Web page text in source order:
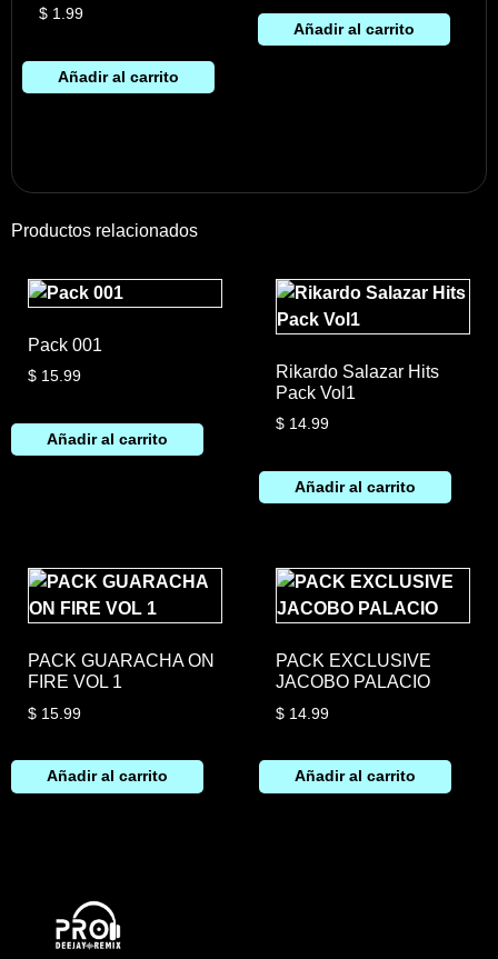
$1.99
Añadir al carrito
Añadir al carrito
Productos relacionados
Pack 001
$ 15.99
Añadir al carrito
Rikardo Salazar Hits
Pack Vol1
$14.99
Añadir al carrito
PACK GUARACHA ON
FIRE VOL 1
$ 15.99
Añadir al carrito
PACK EXCLUSIVE
JACOBO PALACIO
$14.99
Añadir al carrito